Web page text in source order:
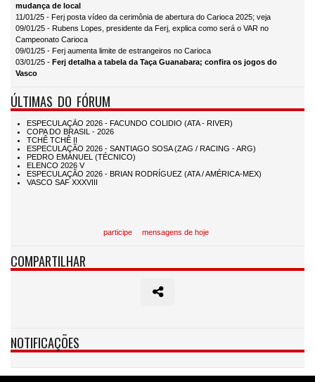
mudança de local
11/01/25 - Ferj posta vídeo da cerimônia de abertura do Carioca 2025; veja
09/01/25 - Rubens Lopes, presidente da Ferj, explica como será o VAR no
Campeonato Carioca
09/01/25 - Ferj aumenta limite de estrangeiros no Carioca
03/01/25 - Ferj detalha a tabela da Taça Guanabara; confira os jogos do
Vasco
ÚLTIMAS DO FÓRUM
participe mensagens de hoje
COMPARTILHAR
NOTIFICAÇÕES